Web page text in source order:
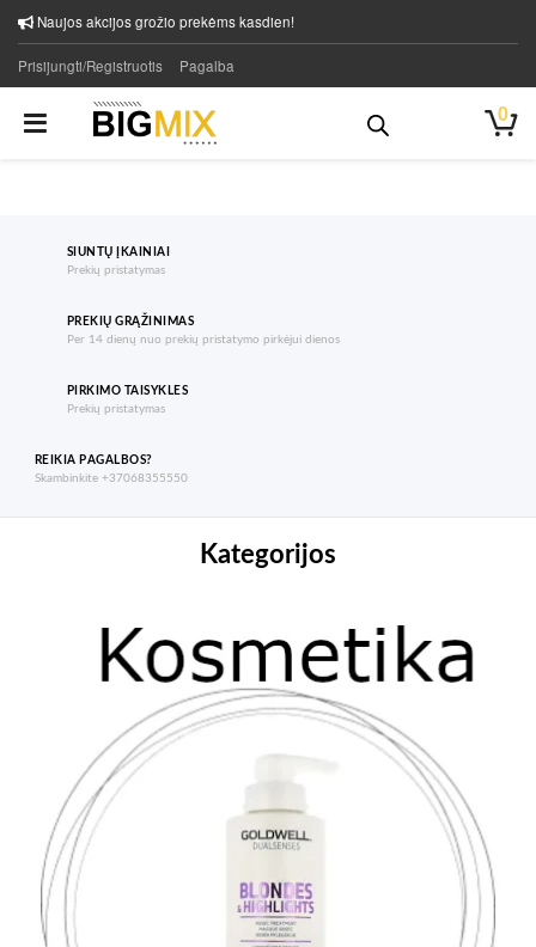
Naujos akcijos grožio prekėms kasdien!
Prisijungti/Registruotis Pagalba
0
SIUNTŲ ĮKAINIAI
Prekių pristatymas
PREKIŲ GRĄŽINIMAS
Per 14 dienų nuo prekių pristatymo pirkėjui dienos
PIRKIMO TAISYKLES
Prekių pristatymas
REIKIA PAGALBOS?
Skambinkite +37068355550
Kategorijos